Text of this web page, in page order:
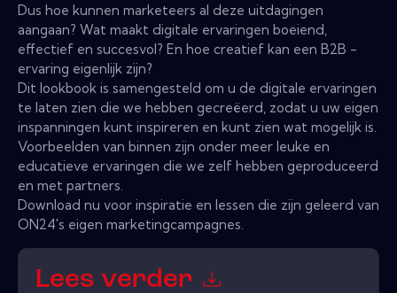
Dus hoe kunnen marketeers al deze uitdagingen
aangaan? Wat maakt digitale ervaringen boeiend,
effectief en succesvol? En hoe creatief kan een B2B -
ervaring eigenlijk zijn?
Dit lookbook is samengesteld om u de digitale ervaringen
te laten zien die we hebben gecreëerd, zodat u uw eigen
inspanningen kunt inspireren en kunt zien wat mogelijk is.
Voorbeelden van binnen zijn onder meer leuke en
educatieve ervaringen die we zelf hebben geproduceerd
en met partners.
Download nu voor inspiratie en lessen die zijn geleerd van
ON24's eigen marketingcampagnes.
Lees verder